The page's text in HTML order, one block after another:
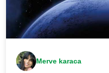
Merve karaca